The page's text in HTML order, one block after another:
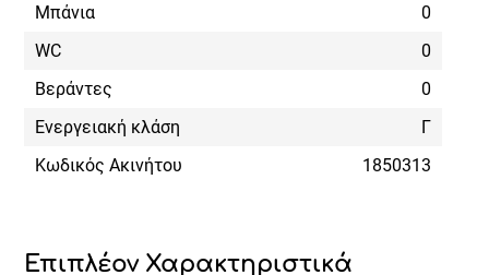
Μπάνια
0
WC
0
Βεράντες
0
Ενεργειακή κλάση
Γ
Κωδικός Ακινήτου
1850313
Επιπλέον Χαρακτηριστικά